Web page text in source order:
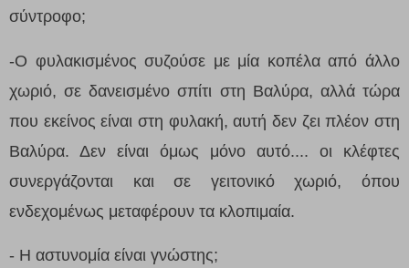
σύντροφο;
-Ο φυλακισμένος συζούσε με μία κοπέλα από άλλο
χωριό, σε δανεισμένο σπίτι στη Βαλύρα, αλλά τώρα
που εκείνος είναι στη φυλακή, αυτή δεν ζει πλέον στη
Βαλύρα. Δεν είναι όμως μόνο αυτό.... οι κλέφτες
συνεργάζονται και σε γειτονικό χωριό, όπου
ενδεχομένως μεταφέρουν τα κλοπιμαία.
- Η αστυνομία είναι γνώστης;